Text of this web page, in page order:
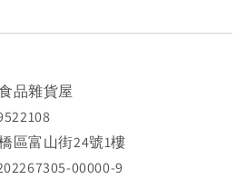
品雜貨屋
區富山街24號1樓
00000-9